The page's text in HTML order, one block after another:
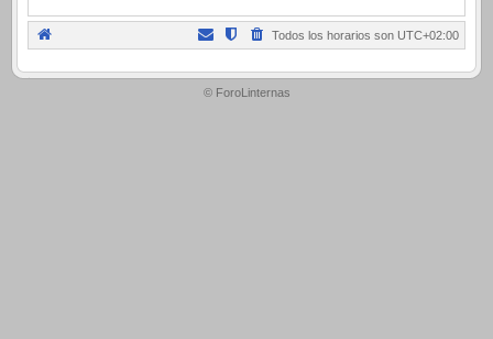
Todos los horarios son UTC+02:00
.
© ForoLinternas